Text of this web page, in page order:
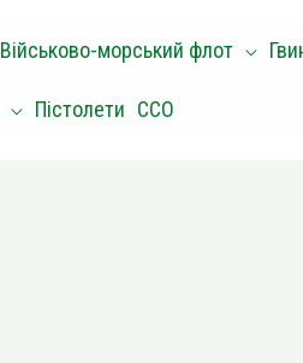
Військово-морський флот
Пістолети ССО